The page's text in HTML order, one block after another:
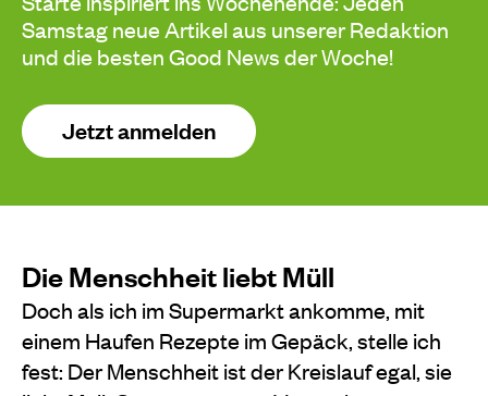
Samstag neue Artikel aus unserer Redaktion
und die besten Good News der Woche!
Jetzt anmelden
Die Menschheit liebt Müll
Doch als ich im Supermarkt ankomme, mit
einem Haufen Rezepte im Gepäck, stelle ich
fest: Der Menschheit ist der Kreislauf egal, sie